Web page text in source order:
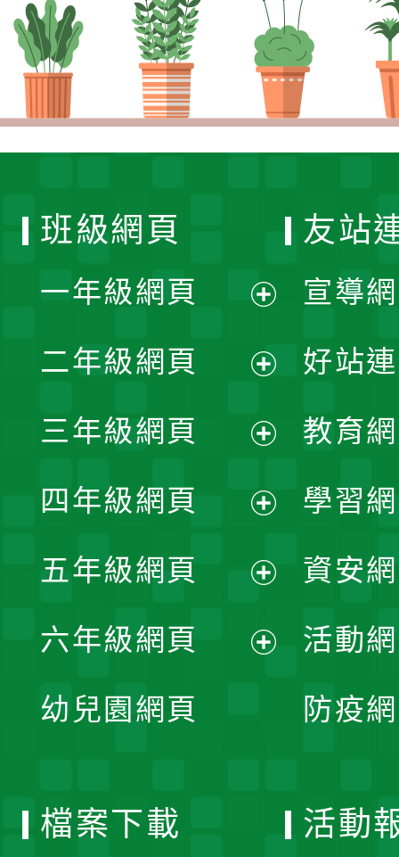
班級網頁
一年級網頁
開
選
單
二年級網頁
開
選
單
三年級網頁
開
選
單
四年級網頁
開
選
五年級網頁
開
六年級網頁
幼兒園網頁
友站
宣導
好站
教育
學習
資安
活動
防疫
檔案下載 活動